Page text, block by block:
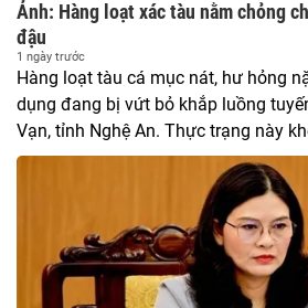
Ảnh: Hàng loạt xác tàu nằm chỏng
đậu
1 ngày trước
Hàng loạt tàu cá mục nát, hư hỏng
dụng đang bị vứt bỏ khắp luồng
Vạn, tỉnh Nghệ An. Thực trạng này
không gian neo đậu của tàu thuyền
môi trường và tiềm ẩn nguy cơ tai